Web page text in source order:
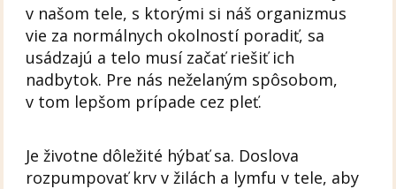
v našom tele, s ktorými si náš organizmus
vie za normálnych okolností poradiť, sa
usádzajú a telo musí začať riešiť ich
nadbytok. Pre nás neželaným spôsobom,
v tom lepšom prípade cez pleť.
Je životne dôležité hýbať sa. Doslova
rozpumpovať krv v žilách a lymfu v tele, aby